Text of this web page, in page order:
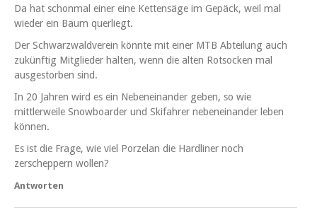
Da hat schonmal einer eine Kettensäge im Gepäck, weil mal
wieder ein Baum querliegt.
Der Schwarzwaldverein könnte mit einer MTB Abteilung auch
zukünftig Mitglieder halten, wenn die alten Rotsocken mal
ausgestorben sind.
In 20 Jahren wird es ein Nebeneinander geben, so wie
mittlerweile Snowboarder und Skifahrer nebeneinander leben
können.
Es ist die Frage, wie viel Porzelan die Hardliner noch
zerscheppern wollen?
Antworten